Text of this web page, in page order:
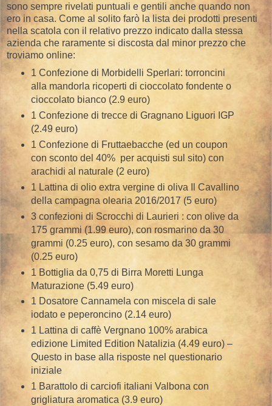
sono sempre rivelati puntuali e gentili anche quando non
ero in casa. Come al solito farò la lista dei prodotti presenti
nella scatola con il relativo prezzo indicato dalla stessa
azienda che raramente si discosta dal minor prezzo che
troviamo online:
1 Confezione di Morbidelli Sperlari: torroncini
alla mandorla ricoperti di cioccolato fondente o
cioccolato bianco (2.9 euro)
1 Confezione di trecce di Gragnano Liguori IGP
(2.49 euro)
1 Confezione di Fruttaebacche (ed un coupon
con sconto del 40% per acquisti sul sito) con
arachidi al naturale (2 euro)
1 Lattina di olio extra vergine di oliva Il Cavallino
della campagna olearia 2016/2017 (5 euro)
3 confezioni di Scrocchi di Laurieri : con olive da
175 grammi (1.99 euro), con rosmarino da 30
grammi (0.25 euro), con sesamo da 30 grammi
(0.25 euro)
1 Bottiglia da 0,75 di Birra Moretti Lunga
Maturazione (5.49 euro)
1 Dosatore Cannamela con miscela di sale
iodato e peperoncino (2.14 euro)
1 Lattina di caffè Vergnano 100% arabica
edizione Limited Edition Natalizia (4.49 euro) –
Questo in base alla risposte nel questionario
iniziale
1 Barattolo di carciofi italiani Valbona con
grigliatura aromatica (3.9 euro)